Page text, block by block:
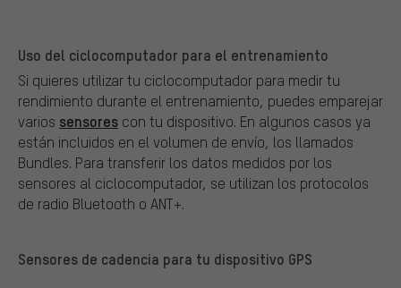
Uso del ciclocomputador para el entrenamiento
Si quieres utilizar tu ciclocomputador para medir tu
rendimiento durante el entrenamiento, puedes emparejar
varios sensores con tu dispositivo. En algunos casos ya
están incluidos en el volumen de envío, los llamados
Bundles. Para transferir los datos medidos por los
sensores al ciclocomputador, se utilizan los protocolos
de radio Bluetooth o ANT+.
Sensores de cadencia para tu dispositivo GPS